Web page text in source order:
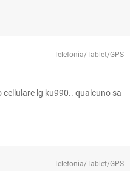
Telefonia/Tablet/GPS
cellulare lg ku990.. qualcuno sa
Telefonia/Tablet/GPS